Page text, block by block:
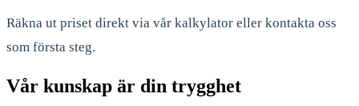
Räkna ut priset direkt via vår kalkylator eller kontakta oss
som första steg.
Vår kunskap är din trygghet